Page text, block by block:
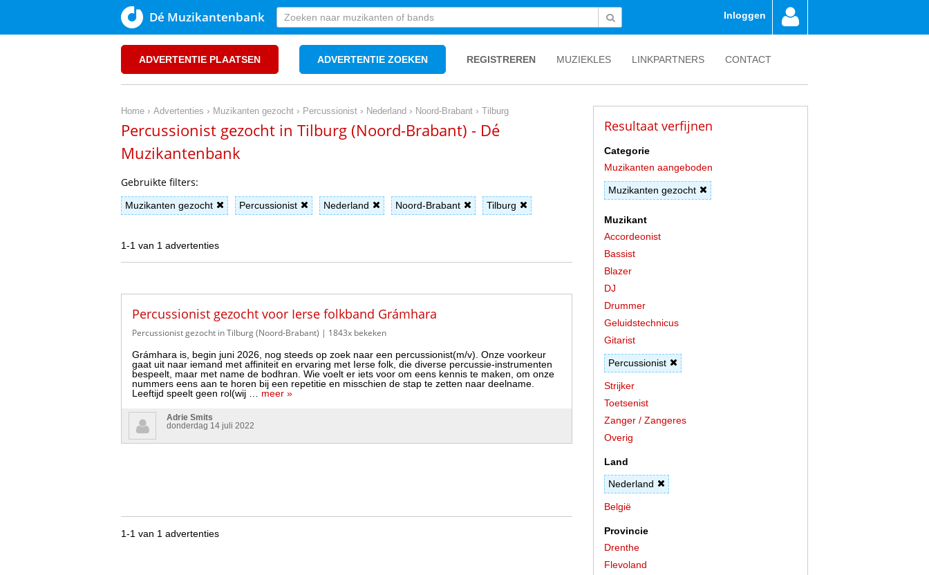
Dé Muzikantenbank Inloggen
ADVERTENTIE PLAATSEN ADVERTENTIE ZOEKEN REGISTREREN MUZIEKLES LINKPARTNERS CONTACT
Home › Advertenties › Muzikanten gezocht › Percussionist › Nederland › Noord-Brabant › Tilburg
Percussionist gezocht in Tilburg (Noord-Brabant) - Dé
Muzikantenbank
Gebruikte filters:
Muzikanten gezocht Percussionist Nederland Noord-Brabant Tilburg
1-1 van 1 advertenties
Percussionist gezocht voor Ierse folkband Grámhara
Percussionist gezocht in Tilburg (Noord-Brabant) | 1843x bekeken
Grámhara is, begin juni 2026, nog steeds op zoek naar een percussionist(m/v). Onze voorkeur
gaat uit naar iemand met affiniteit en ervaring met Ierse folk, die diverse percussie-instrumenten
bespeelt, maar met name de bodhran. Wie voelt er iets voor om eens kennis te maken, om onze
nummers eens aan te horen bij een repetitie en misschien de stap te zetten naar deelname.
Leeftijd speelt geen rol(wij … meer »
Adrie Smits
donderdag 14 juli 2022
1-1 van 1 advertenties
Resultaat verfijnen
Categorie
Muzikanten aangeboden
Muzikanten gezocht
Muzikant
Accordeonist
Bassist
Blazer
DJ
Drummer
Geluidstechnicus
Gitarist
Percussionist
Strijker
Toetsenist
Zanger / Zangeres
Overig
Land
Nederland
België
Provincie
Drenthe
Flevoland